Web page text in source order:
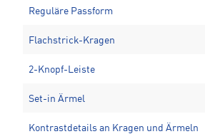
Reguläre Passform
Flachstrick-Kragen
2-Knopf-Leiste
Set-in Ärmel
Kontrastdetails an Kragen und Ärmeln